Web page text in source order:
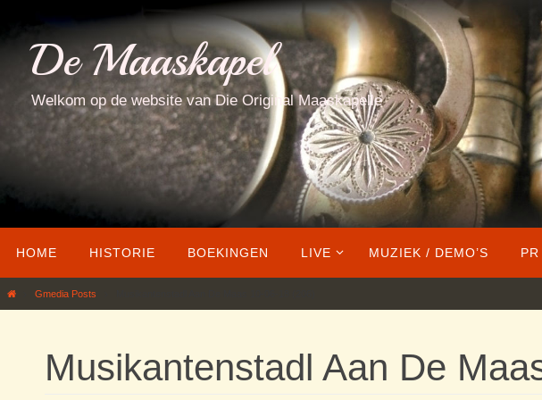
inhoudDe Maaskapel
Welkom op de website van Die Original Maaskapelle
naar
de
HOME HISTORIE BOEKINGEN LIVE MUZIEK / DEMO’S PR
HomeGmedia Posts
Musikantenstadl Aan De